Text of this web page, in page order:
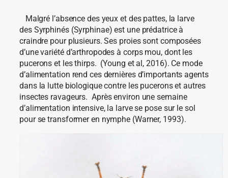
Malgré l’absence des yeux et des pattes, la larve
des Syrphinés (Syrphinae) est une prédatrice à
craindre pour plusieurs. Ses proies sont composées
d’une variété d’arthropodes à corps mou, dont les
pucerons et les thirps. (Young et al, 2016). Ce mode
d’alimentation rend ces dernières d’importants agents
dans la lutte biologique contre les pucerons et autres
insectes ravageurs. Après environ une semaine
d’alimentation intensive, la larve se pose sur le sol
pour se transformer en nymphe (Warner, 1993).